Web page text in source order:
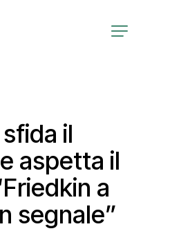
il
aspetta il
a
segnale”